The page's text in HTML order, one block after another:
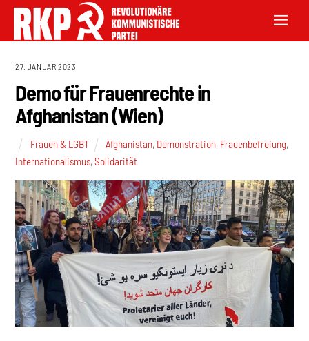
27. JANUAR 2023
Demo für Frauenrechte in
Afghanistan (Wien)
Frauen & LGBT Afghanistan, Demonstration, Frauenbefreiung,
Internationalismus,Solidarität